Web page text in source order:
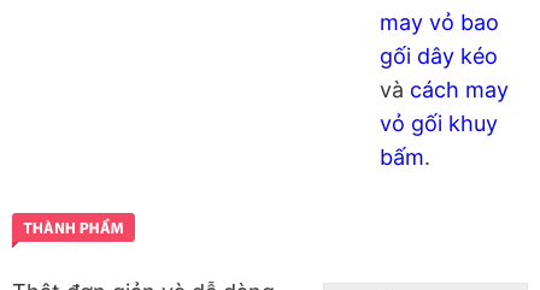
may vỏ bao
gối dây kéo
và cách may
vỏ gối khuy
bấm.